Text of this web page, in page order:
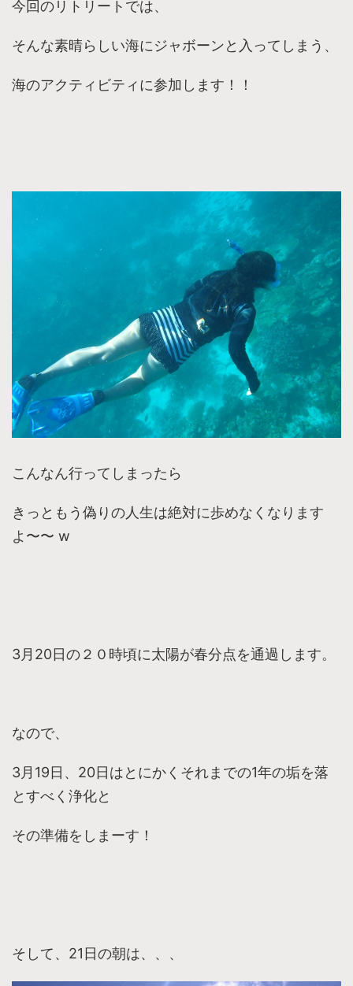
今回のリトリートでは、
そんな素晴らしい海にジャボーンと入ってしまう、
海のアクティビティに参加します！！
こんなん行ってしまったら
きっともう偽りの人生は絶対に歩めなくなります
よ〜〜 w
3月20日の２０時頃に太陽が春分点を通過します。
なので、
3月19日、20日はとにかくそれまでの1年の垢を落
とすべく浄化と
その準備をしまーす！
そして、21日の朝は、、、